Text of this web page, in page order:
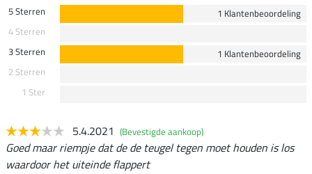
5 Sterren
1 Klantenbeoordeling
4 Sterren
3 Sterren
1 Klantenbeoordeling
2 Sterren
1 Ster
5.4.2021 (Bevestigde aankoop)
Goed maar riempje dat de de teugel tegen moet houden is los
waardoor het uiteinde flappert